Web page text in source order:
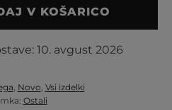
V KOŠARICO
10. avgust 2026
, Novo, Vsi izdelki
Ostali